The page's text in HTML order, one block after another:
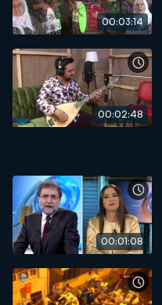
00:03:14
00:02:48
00:01:08